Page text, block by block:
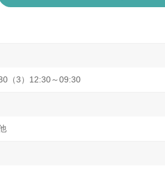
（3）12:30～09:30